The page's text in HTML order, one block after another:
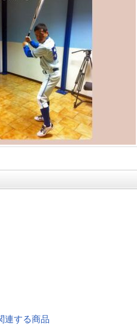
連する商品